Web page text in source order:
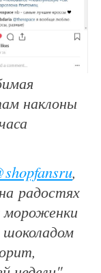
наклоны
,
радостях
мороженки